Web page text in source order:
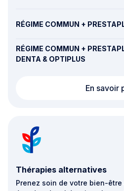
RÉGIME COMMUN +
RÉGIME COMMUN +
DENTA & OPTIPLUS
En savoir
Thérapies alternatives
Prenez soin de votre bien-